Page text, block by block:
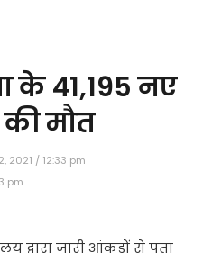
के 41,195 नए
मौत
2021 / 12:33 pm
pm
द्वारा जारी आंकड़ों से पता